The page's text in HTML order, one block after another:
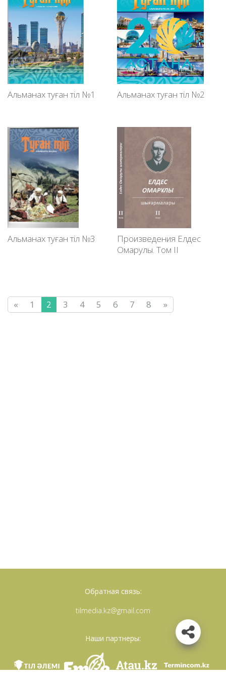
Альманах туған тіл №1 Альманах туған тіл №2
Альманах туған тіл №3
Произведения Елдес
Омарулы. Том ІІ
« 1 2 3 4 5 6 7 8 »
Обратная связь:
tilmedia.kz@gmail.com
Наши партнеры: